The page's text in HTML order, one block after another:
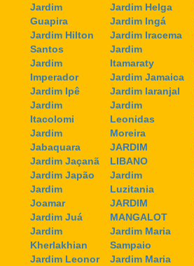
Jardim
Guapira
Jardim Hilton
Santos
Jardim
Imperador
Jardim Ipê
Jardim
Itacolomi
Jardim
Jabaquara
Jardim Jaçanã
Jardim Japão
Jardim
Joamar
Jardim Juá
Jardim
Kherlakhian
Jardim Leonor
Jardim Helga
Jardim Ingá
Jardim Iracema
Jardim
Itamaraty
Jardim Jamaica
Jardim laranjal
Jardim
Leonidas
Moreira
JARDIM
LIBANO
Jardim
Luzitania
JARDIM
MANGALOT
Jardim Maria
Sampaio
Jardim Maria